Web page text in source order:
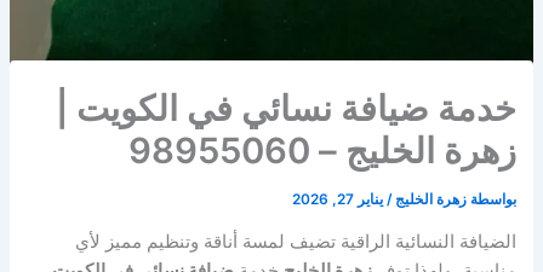
خدمة ضيافة نسائي في الكويت |
زهرة الخليج – 98955060
بواسطة زهرة الخليج/يناير 27, 2026
الضيافة النسائية الراقية تضيف لمسة أناقة وتنظيم مميز لأي